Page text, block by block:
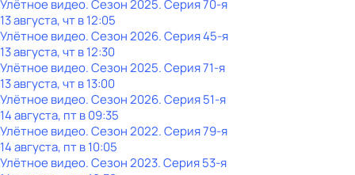
Улётное видео. Сезон 2025. Серия 70-я
13 августа, чт в 12:05
Улётное видео. Сезон 2026. Серия 45-я
13 августа, чт в 12:30
Улётное видео. Сезон 2025. Серия 71-я
13 августа, чт в 13:00
Улётное видео. Сезон 2026. Серия 51-я
14 августа, пт в 09:35
Улётное видео. Сезон 2022. Серия 79-я
14 августа, пт в 10:05
Улётное видео. Сезон 2023. Серия 53-я